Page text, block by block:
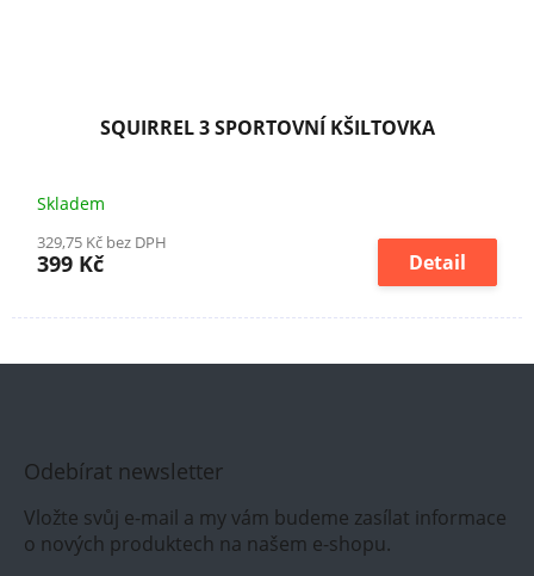
SQUIRREL 3 SPORTOVNÍ KŠILTOVKA
Skladem
329,75 Kč bez DPH
399 Kč Detail
Odebírat newsletter
Vložte svůj e-mail a my vám budeme zasílat informace
o nových produktech na našem e-shopu.